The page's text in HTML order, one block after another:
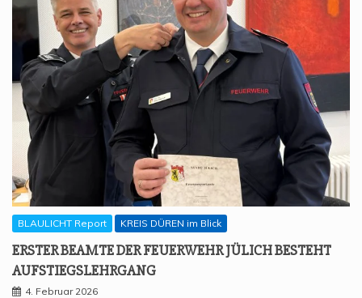
BLAULICHT Report KREIS DÜREN im Blick
ERS­TER BEAM­TE DER FEU­ER­WEHR JÜLICH BESTEHT
AUFSTIEGSLEHRGANG
4. Februar 2026